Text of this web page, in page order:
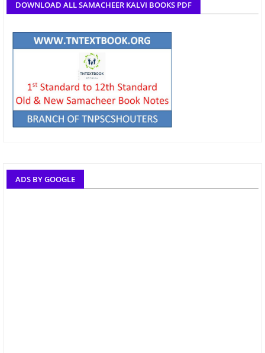
DOWNLOAD ALL SAMACHEER KALVI BOOKS PDF
ADS BY GOOGLE